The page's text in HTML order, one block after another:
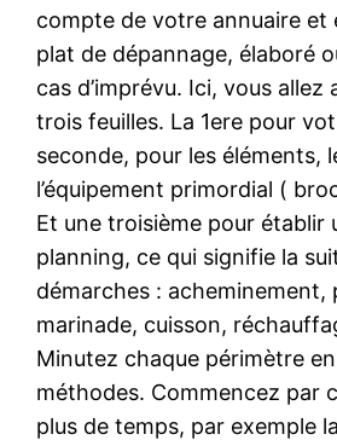
compte de votre annuaire et
plat de dépannage, élaboré
cas d’imprévu. Ici, vous allez
trois feuilles. La 1ere pour
seconde, pour les éléments,
l’équipement primordial (
Et une troisième pour établir
planning, ce qui signifie la
démarches : acheminement,
marinade, cuisson,
Minutez chaque périmètre
méthodes. Commencez par
plus de temps, par exemple la